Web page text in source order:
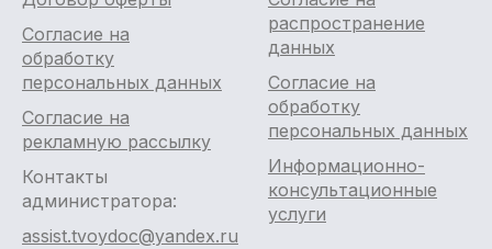
Согласие на
обработку
персональных данных
Согласие на
рекламную рассылку
Контакты
администратора:
assist.tvoydoc@yandex.ru
распространение
данных
Согласие на
обработку
персональных данных
Информационно-
консультационные
услуги